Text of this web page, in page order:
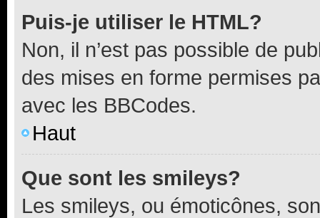
Puis-je utiliser le HTML?
Non, il n’est pas possible de
des mises en forme permises
avec les BBCodes.
Haut
Que sont les smileys?
Les smileys, ou émoticônes,